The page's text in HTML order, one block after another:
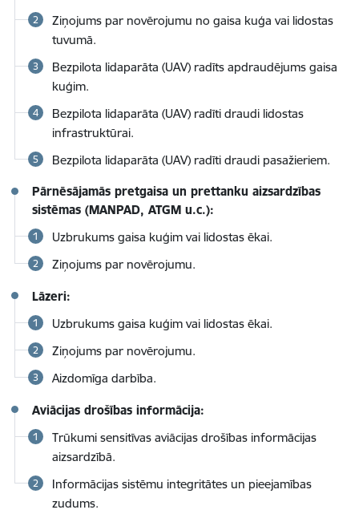
Ziņojums par novērojumu no gaisa kuģa vai lidostas
tuvumā.
Bezpilota lidaparāta (UAV) radīts apdraudējums gaisa
kuģim.
Bezpilota lidaparāta (UAV) radīti draudi lidostas
infrastruktūrai.
Bezpilota lidaparāta (UAV) radīti draudi pasažieriem.
Pārnēsājamās pretgaisa un prettanku aizsardzības
sistēmas (MANPAD, ATGM u.c.):
Uzbrukums gaisa kuģim vai lidostas ēkai.
Ziņojums par novērojumu.
Lāzeri:
Uzbrukums gaisa kuģim vai lidostas ēkai.
Ziņojums par novērojumu.
Aizdomīga darbība.
Aviācijas drošības informācija:
Trūkumi sensitīvas aviācijas drošības informācijas
aizsardzībā.
Informācijas sistēmu integritātes un pieejamības
zudums.